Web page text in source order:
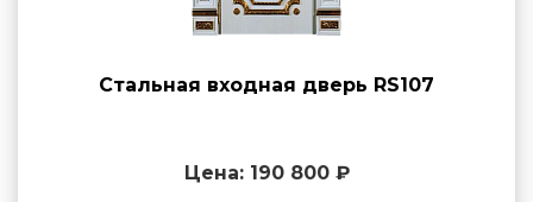
Стальная входная дверь RS107
Цена: 190 800 ₽